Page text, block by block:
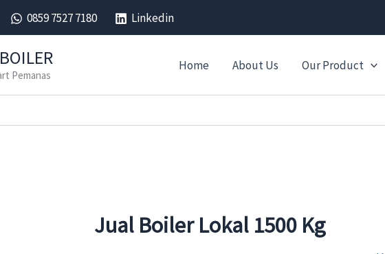
0859 7527 7180 Linkedin
Pemanas
Home About Us Our Product
Jual Boiler Lokal 1500 Kg